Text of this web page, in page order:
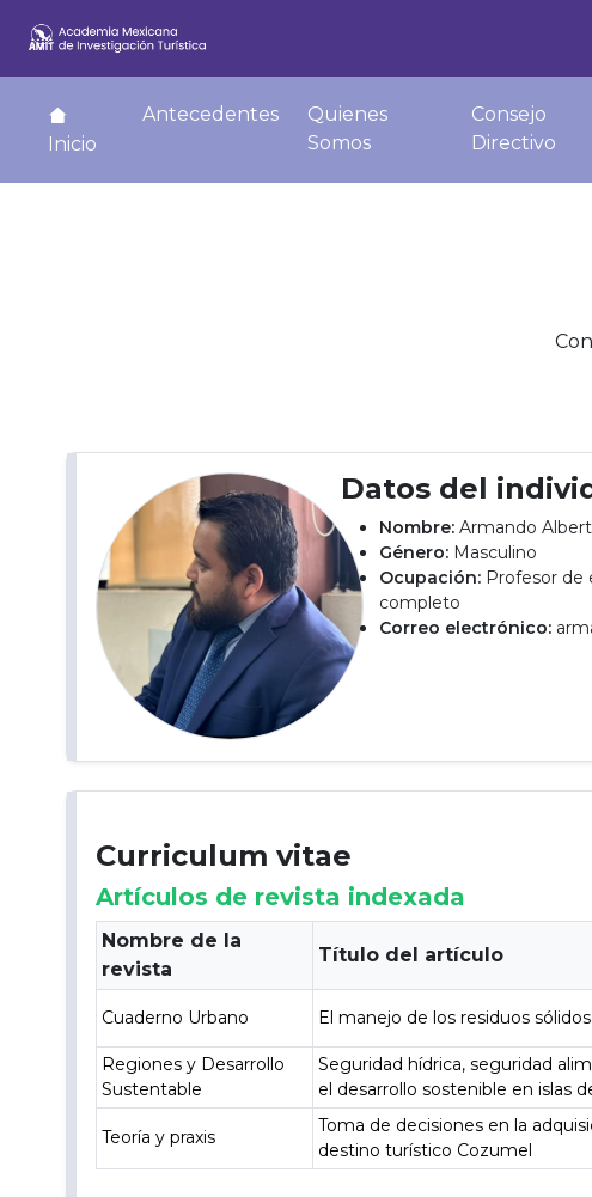
Inicio
Antecedentes
Quienes
Somos
Consejo
Directivo
Datos del
Nombre: Armando
Género: Masculino
Ocupación: Profesor de
completo
Correo electrónico:
Curriculum vitae
Artículos de revista indexada
Nombre de la
revista
Título del artículo
Cuaderno Urbano El manejo de los residuos
Regiones y Desarrollo
Sustentable
Seguridad hídrica, seguridad
el desarrollo sostenible en islas
Teoría y praxis
Toma de decisiones en la
destino turístico Cozumel